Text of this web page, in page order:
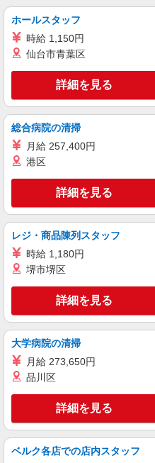
ホールスタッフ
時給 1,150円
仙台市青葉区
詳細を見る
総合病院の清掃
月給 257,400円
港区
詳細を見る
レジ・商品陳列スタッフ
時給 1,180円
堺市堺区
詳細を見る
大学病院の清掃
月給 273,650円
品川区
詳細を見る
ベルク各店での店内スタッフ